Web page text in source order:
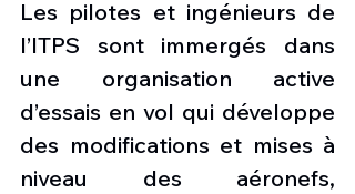
Les pilotes et ingénieurs de
l’ITPS sont immergés dans
une organisation active
d’essais en vol qui développe
des modifications et mises à
niveau des aéronefs,